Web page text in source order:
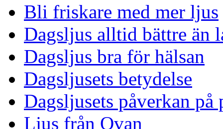
Bli friskare med mer ljus
Dagsljus alltid bättre än
Dagsljus bra för hälsan
Dagsljusets betydelse
Dagsljusets påverkan på
Ljus från Ovan